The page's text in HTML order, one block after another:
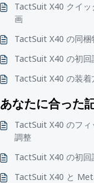
TactSuit X40 クイッ
画
TactSuit X40 の同梱
TactSuit X40 の初回
TactSuit X40 の装着
あなたに合った
TactSuit X40 のフ
調整
TactSuit X40 の初回
TactSuit X40 と